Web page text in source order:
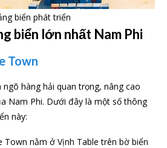
biển phát triển
biển lớn nhất Nam Phi
Town
ngõ hàng hải quan trọng, nâng cao
Nam Phi. Dưới đây là một số thông
này:
Town nằm ở Vịnh Table trên bờ biển